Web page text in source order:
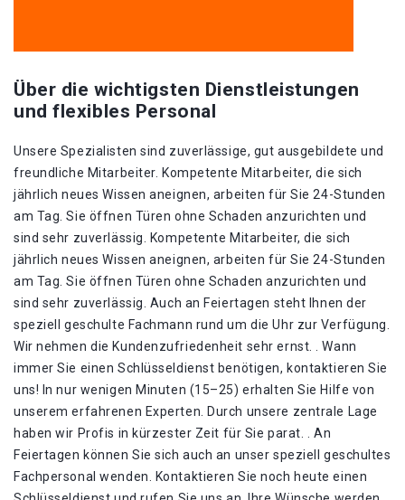
Über die wichtigsten Dienstleistungen
und flexibles Personal
Unsere Spezialisten sind zuverlässige, gut ausgebildete und
freundliche Mitarbeiter. Kompetente Mitarbeiter, die sich
jährlich neues Wissen aneignen, arbeiten für Sie 24-Stunden
am Tag. Sie öffnen Türen ohne Schaden anzurichten und
sind sehr zuverlässig. Kompetente Mitarbeiter, die sich
jährlich neues Wissen aneignen, arbeiten für Sie 24-Stunden
am Tag. Sie öffnen Türen ohne Schaden anzurichten und
sind sehr zuverlässig. Auch an Feiertagen steht Ihnen der
speziell geschulte Fachmann rund um die Uhr zur Verfügung.
Wir nehmen die Kundenzufriedenheit sehr ernst. . Wann
immer Sie einen Schlüsseldienst benötigen, kontaktieren Sie
uns! In nur wenigen Minuten (15–25) erhalten Sie Hilfe von
unserem erfahrenen Experten. Durch unsere zentrale Lage
haben wir Profis in kürzester Zeit für Sie parat. . An
Feiertagen können Sie sich auch an unser speziell geschultes
Fachpersonal wenden. Kontaktieren Sie noch heute einen